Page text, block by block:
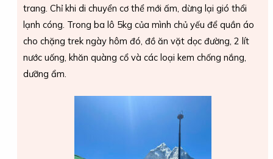
trang. Chỉ khi di chuyển cơ thể mới ấm, dừng lại gió thổi
lạnh cóng. Trong ba lô 5kg của mình chủ yếu để quần áo
cho chặng trek ngày hôm đó, đồ ăn vặt dọc đường, 2 lít
nước uống, khăn quàng cổ và các loại kem chống nắng,
dưỡng ẩm.